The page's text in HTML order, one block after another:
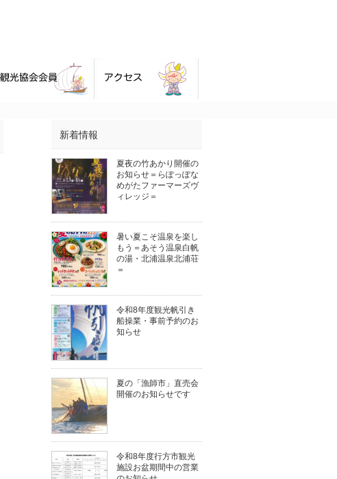
新着情報
夏夜の竹あかり開催の
お知らせ＝らぽっぽな
めがたファーマーズヴ
ィレッジ＝
暑い夏こそ温泉を楽し
もう＝あそう温泉白帆
の湯・北浦温泉北浦荘
＝
令和8年度観光帆引き
船操業・事前予約のお
知らせ
夏の「漁師市」直売会
開催のお知らせです
令和8年度行方市観光
施設お盆期間中の営業